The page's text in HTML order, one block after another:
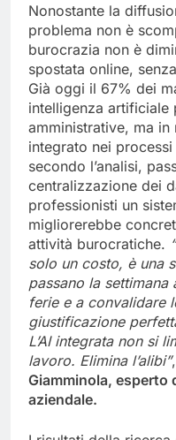
Nonostante la
problema non è
burocrazia non è
spostata online,
Già oggi il 67% dei
intelligenza artificiale
amministrative, ma
integrato nei
secondo l’analisi,
centralizzazione dei
professionisti un
migliorerebbe
attività burocratiche.
solo un costo, è una
passano la
ferie e a convalidare
giustificazione
L’AI integrata non si
lavoro. Elimina l’alibi”
Giamminola, esperto
aziendale.